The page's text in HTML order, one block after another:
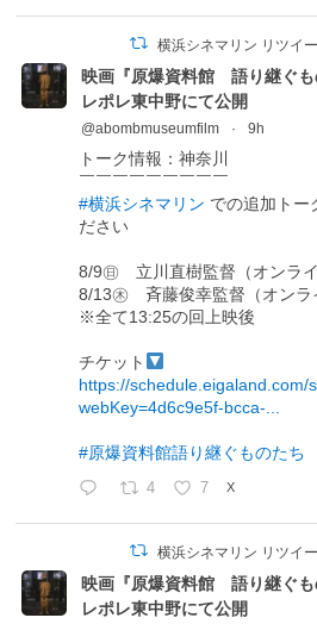
横浜シネマリン リツイ
映画『原爆資料館 語り継ぐ
レポレ東中野にて公開
@abombmuseumfilm · 9h
トーク情報：神奈川
￣￣￣￣￣￣￣￣￣
#横浜シネマリン での追加トー
ださい
8/9㊐ 立川直樹監督（オンライ
8/13㊍ 斉藤俊幸監督（オンラ
※全て13:25の回上映後
チケット
https://schedule.eigaland.com/
webKey=4d6c9e5f-bcca-...
#原爆資料館語り継ぐものたち
4 7 X
横浜シネマリン リツイ
映画『原爆資料館 語り継ぐ
レポレ東中野にて公開